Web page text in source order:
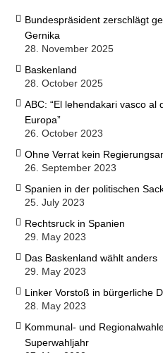
Bundespräsident zerschlägt
Gernika
28. November 2025
Baskenland
28. October 2025
ABC: “El lehendakari vasco
Europa”
26. October 2023
Ohne Verrat kein
26. September 2023
Spanien in der politischen
25. July 2023
Rechtsruck in Spanien
29. May 2023
Das Baskenland wählt anders
29. May 2023
Linker Vorstoß in bürgerliche
28. May 2023
Kommunal- und
Superwahljahr